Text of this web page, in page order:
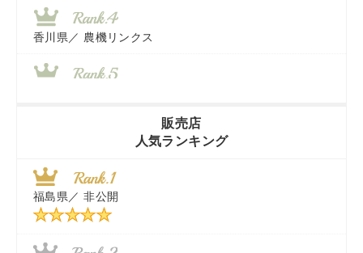
香川県／ 農機リンクス
近江商事合同会社：「茨城中古農建機販売」
千葉県／ 株式会社テクノ・タカ
販売店
人気ランキング
福島県／ 非公開